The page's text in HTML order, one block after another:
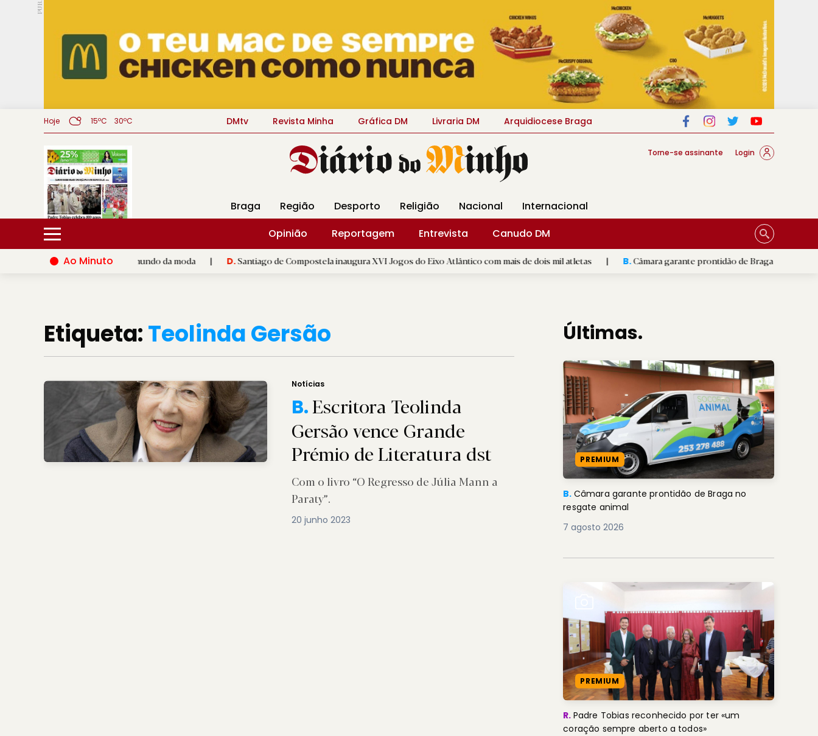
PUB.
Hoje 15ºC 30ºC DMtv Revista Minha Gráfica DM Livraria DM Arquidiocese Braga
Torne-se assinante Login
Braga Região Desporto Religião Nacional
Internacional
Opinião
Reportagem Entrevista
Canudo DM
Ao Minuto
e à inovação do mundo da moda | D.Santiago de Compostela inaugura XVI Jogos do Eixo Atlântico com mais de dois mil atletas | B.Câmara garante prontidão de Braga no resgate animal
Etiqueta:Teolinda Gersão
Notícias
B.Escritora Teolinda
Gersão vence Grande
Prémio de Literatura dst
Com o livro “O Regresso de Júlia Mann a
Paraty”.
20 junho 2023
Últimas.
PREMIUM
B. Câmara garante prontidão de Braga no
resgate animal
7 agosto 2026
PREMIUM
R. Padre Tobias reconhecido por ter «um
coração sempre aberto a todos»